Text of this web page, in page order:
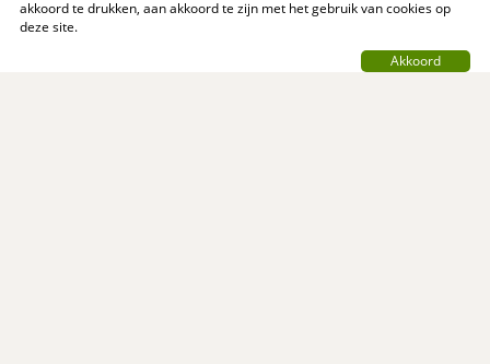
akkoord te drukken, aan akkoord te zijn met het gebruik van cookies op
deze site.
Akkoord